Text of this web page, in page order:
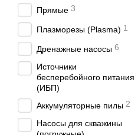
Прямые 3
Плазморезы (Plasma) 1
Дренажные насосы 6
Источники
бесперебойного питания
(ИБП)
Аккумуляторные пилы 2
Насосы для скважины